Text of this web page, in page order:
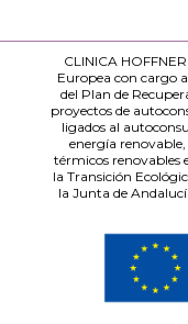
CLINICA
Europea con cargo
del Plan de
proyectos de
ligados al
energía
térmicos renovables
la Transición
la Junta de